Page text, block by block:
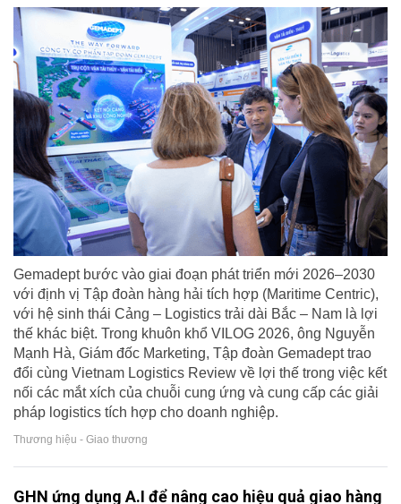
Gemadept bước vào giai đoạn phát triển mới 2026–2030
với định vị Tập đoàn hàng hải tích hợp (Maritime Centric),
với hệ sinh thái Cảng – Logistics trải dài Bắc – Nam là lợi
thế khác biệt. Trong khuôn khổ VILOG 2026, ông Nguyễn
Mạnh Hà, Giám đốc Marketing, Tập đoàn Gemadept trao
đổi cùng Vietnam Logistics Review về lợi thế trong việc kết
nối các mắt xích của chuỗi cung ứng và cung cấp các giải
pháp logistics tích hợp cho doanh nghiệp.
Thương hiệu - Giao thương
GHN ứng dụng A.I để nâng cao hiệu quả giao hàng